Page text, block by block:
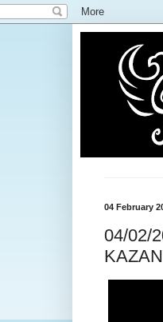
04 February
04/02/